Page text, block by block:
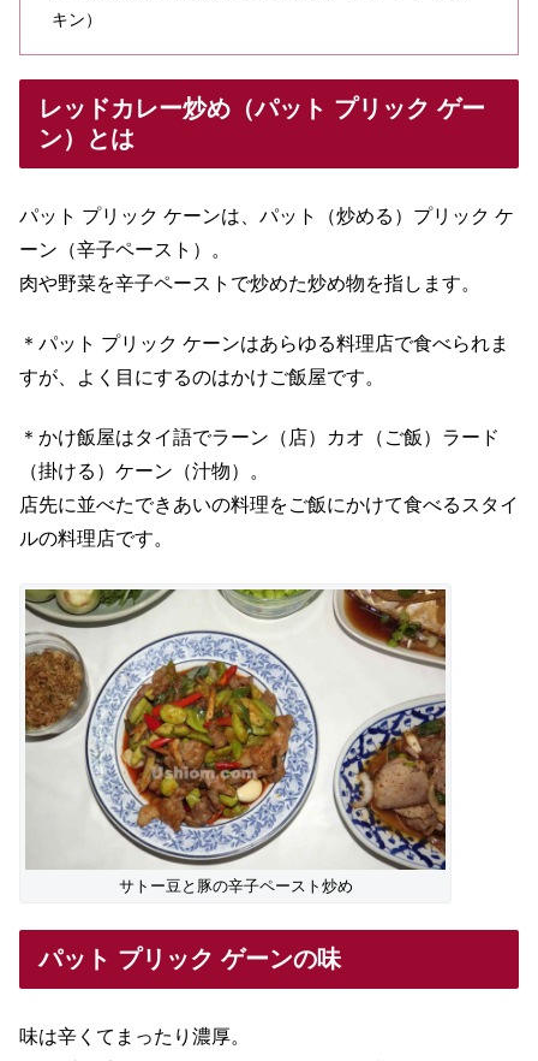
キン）
レッドカレー炒め（パット プリック ゲー
ン）とは
パット プリック ケーンは、パット（炒める）プリック ケ
ーン（辛子ペースト）。
肉や野菜を辛子ペーストで炒めた炒め物を指します。
＊パット プリック ケーンはあらゆる料理店で食べられま
すが、よく目にするのはかけご飯屋です。
＊かけ飯屋はタイ語でラーン（店）カオ（ご飯）ラード
（掛ける）ケーン（汁物）。
店先に並べたできあいの料理をご飯にかけて食べるスタイ
ルの料理店です。
サトー豆と豚の辛子ペースト炒め
パット プリック ゲーンの味
味は辛くてまったり濃厚。